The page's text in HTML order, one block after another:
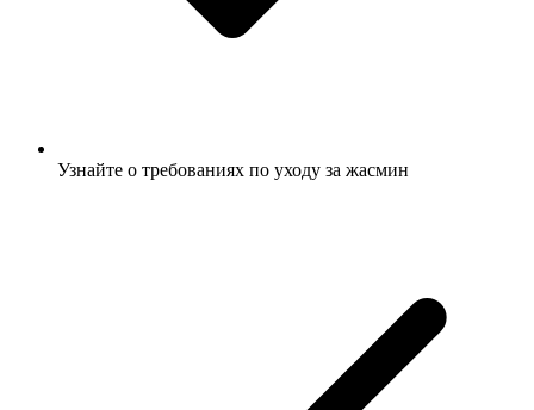
Узнайте о требованиях по уходу за жасмин